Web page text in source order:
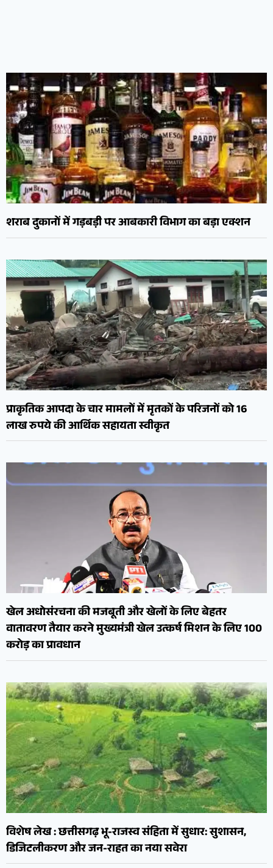
शराब दुकानों में गड़बड़ी पर आबकारी विभाग का बड़ा एक्शन
प्राकृतिक आपदा के चार मामलों में मृतकों के परिजनों को 16
लाख रुपये की आर्थिक सहायता स्वीकृत
खेल अधोसंरचना की मजबूती और खेलों के लिए बेहतर
वातावरण तैयार करने मुख्यमंत्री खेल उत्कर्ष मिशन के लिए 100
करोड़ का प्रावधान
विशेष लेख : छत्तीसगढ़ भू-राजस्व संहिता में सुधार: सुशासन,
डिजिटलीकरण और जन-राहत का नया सवेरा